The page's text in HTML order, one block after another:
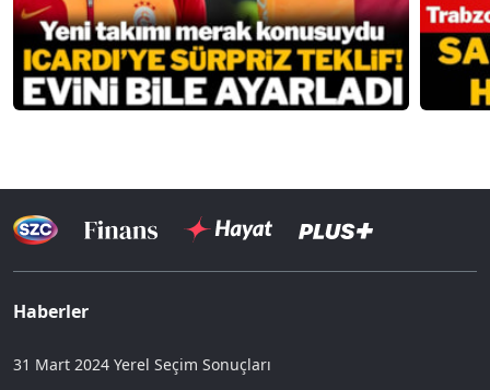
Haberler
31 Mart 2024 Yerel Seçim Sonuçları